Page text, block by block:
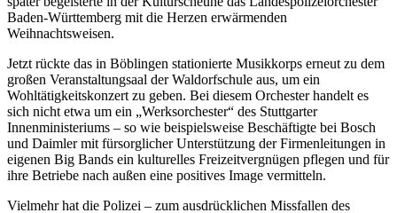
Baden-Württemberg mit die Herzen erwärmenden
Weihnachtsweisen.
Jetzt rückte das in Böblingen stationierte Musikkorps erneut zu dem
großen Veranstaltungsaal der Waldorfschule aus, um ein
Wohltätigkeitskonzert zu geben. Bei diesem Orchester handelt es
sich nicht etwa um ein „Werksorchester“ des Stuttgarter
Innenministeriums – so wie beispielsweise Beschäftigte bei Bosch
und Daimler mit fürsorglicher Unterstützung der Firmenleitungen in
eigenen Big Bands ein kulturelles Freizeitvergnügen pflegen und für
ihre Betriebe nach außen eine positives Image vermitteln.
Vielmehr hat die Polizei – zum ausdrücklichen Missfallen des